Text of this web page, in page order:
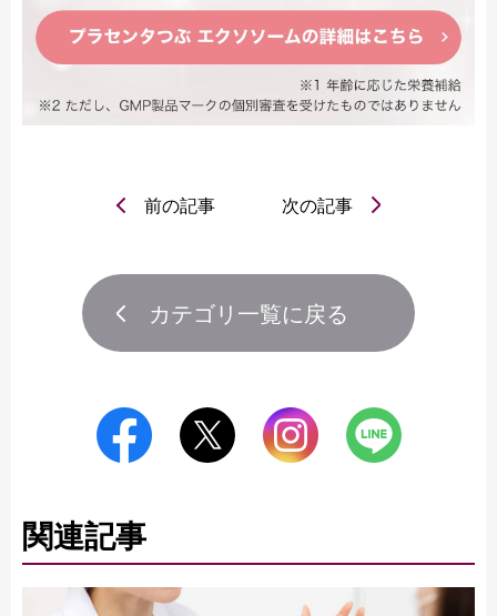
前の記事 次の記事
カテゴリ一覧に戻る
関連記事